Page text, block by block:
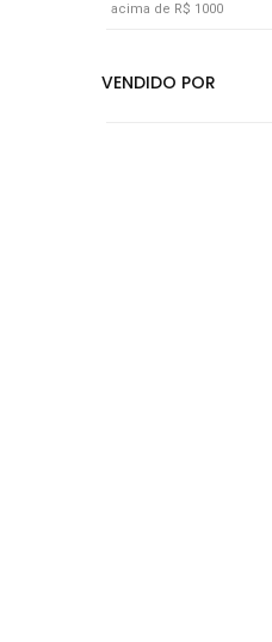
Preto
Roxo
acima de R$ 1000